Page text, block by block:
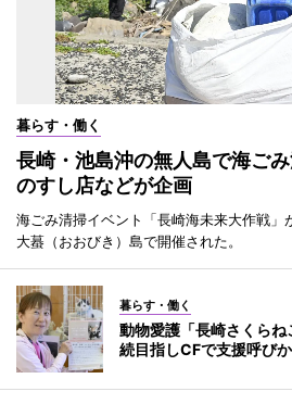
暮らす・働く
長崎・池島沖の無人島で海ご
のすし店などが企画
海ごみ清掃イベント「長崎海未来大作戦
大蟇（おおびき）島で開催された。
暮らす・働く
動物愛護「長崎さくら
続目指しCFで支援呼び